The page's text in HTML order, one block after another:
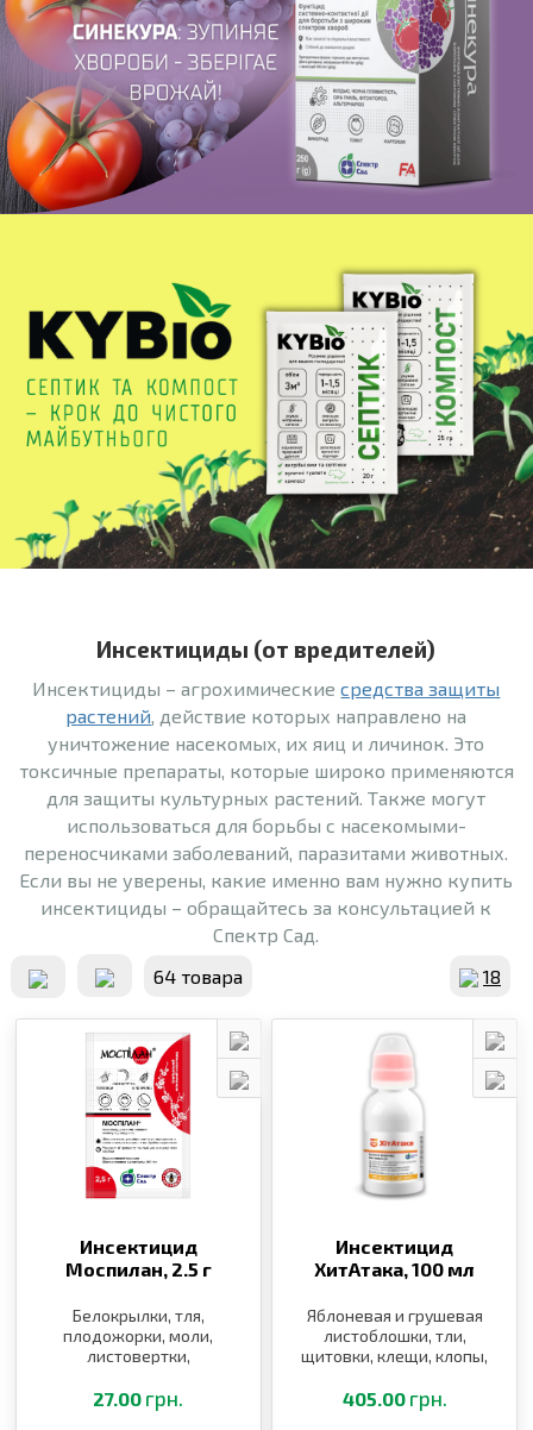
Инсектициды (от вредителей)
Инсектициды – агрохимическиесредства защиты
растений, действие которых направлено на
уничтожение насекомых, их яиц и личинок. Это
токсичные препараты, которые широко применяются
для защиты культурных растений. Также могут
использоваться для борьбы с насекомыми-
переносчиками заболеваний, паразитами животных.
Если вы не уверены, какие именно вам нужно купить
инсектициды – обращайтесь за консультацией к
Спектр Сад.
64 товара
18
Инсектицид
Моспилан, 2.5 г
Белокрылки, тля,
плодожорки, моли,
листовертки,
блошки, клопы, трипсы,
пьявицы, долгоносики,
27.00 грн.
Инсектицид
ХитАтака,100 мл
Яблоневая и грушевая
листоблошки, тли,
щитовки, клещи, клопы,
405.00 грн.